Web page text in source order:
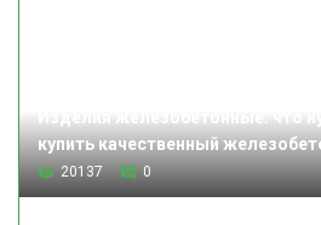
купить качественный
20137 0